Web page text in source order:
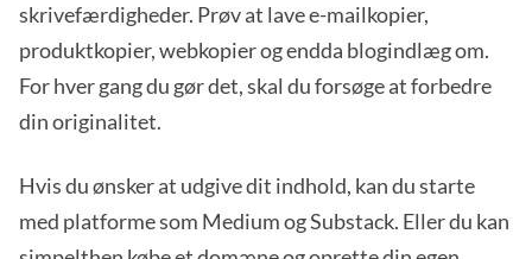
skrivefærdigheder. Prøv at lave e-mailkopier,
produktkopier, webkopier og endda blogindlæg om.
For hver gang du gør det, skal du forsøge at forbedre
din originalitet.
Hvis du ønsker at udgive dit indhold, kan du starte
med platforme som Medium og Substack. Eller du kan